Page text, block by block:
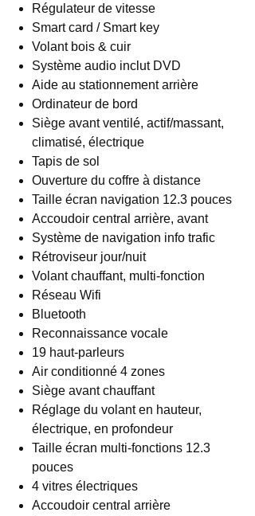
Régulateur de vitesse
Smart card / Smart key
Volant bois & cuir
Système audio inclut DVD
Aide au stationnement arrière
Ordinateur de bord
Siège avant ventilé, actif/massant,
climatisé, électrique
Tapis de sol
Ouverture du coffre à distance
Taille écran navigation 12.3 pouces
Accoudoir central arrière, avant
Système de navigation info trafic
Rétroviseur jour/nuit
Volant chauffant, multi-fonction
Réseau Wifi
Bluetooth
Reconnaissance vocale
19 haut-parleurs
Air conditionné 4 zones
Siège avant chauffant
Réglage du volant en hauteur,
électrique, en profondeur
Taille écran multi-fonctions 12.3
pouces
4 vitres électriques
Accoudoir central arrière